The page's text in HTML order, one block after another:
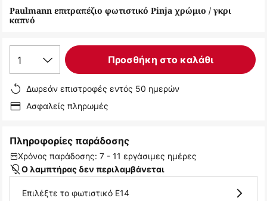
συλλογής
εικόνων
Paulmann επιτραπέζιο φωτιστικό Pinja χρώμιο / γκρι
καπνό
1 Προσθήκη στο καλάθι
Δωρεάν επιστροφές εντός 50 ημερών
Ασφαλείς πληρωμές
Πληροφορίες παράδοσης
Χρόνος παράδοσης: 7 - 11 εργάσιμες ημέρες
Ο λαμπτήρας δεν περιλαμβάνεται
Επιλέξτε το φωτιστικό E14